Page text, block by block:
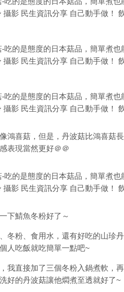
鴻喜菇，但是， 丹波菇比鴻喜菇
表現當然更好＠＠
下鯖魚冬粉好了～
冬粉、食用水，還有好吃的山珍
人吃飯就吃簡單一點吧~
我直接加了三個冬粉入鍋煮軟，
好的丹波菇讓他燜煮至透就好了~